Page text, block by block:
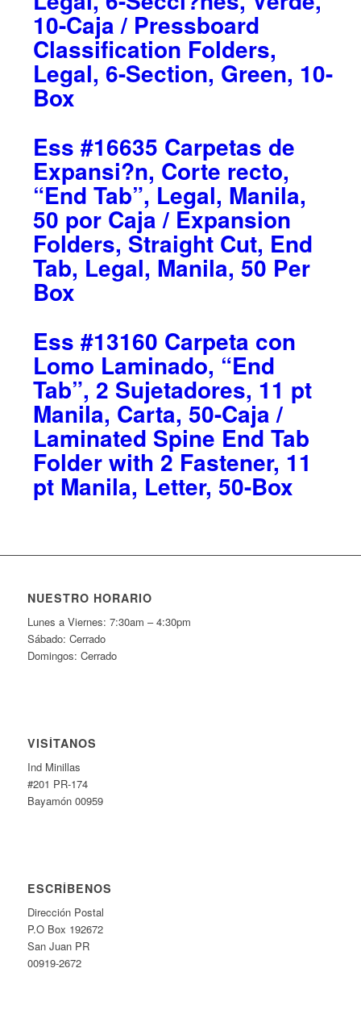
10-Caja / Pressboard
Classification Folders,
Legal, 6-Section, Green, 10-
Box
Ess #16635 Carpetas de
Expansi?n, Corte recto,
“End Tab”, Legal, Manila,
50 por Caja / Expansion
Folders, Straight Cut, End
Tab, Legal, Manila, 50 Per
Box
Ess #13160 Carpeta con
Lomo Laminado, “End
Tab”, 2 Sujetadores, 11 pt
Manila, Carta, 50-Caja /
Laminated Spine End Tab
Folder with 2 Fastener, 11
pt Manila, Letter, 50-Box
NUESTRO HORARIO
Lunes a Viernes: 7:30am – 4:30pm
Sábado: Cerrado
Domingos: Cerrado
VISÍTANOS
Ind Minillas
#201 PR-174
Bayamón 00959
ESCRÍBENOS
Dirección Postal
P.O Box 192672
San Juan PR
00919-2672